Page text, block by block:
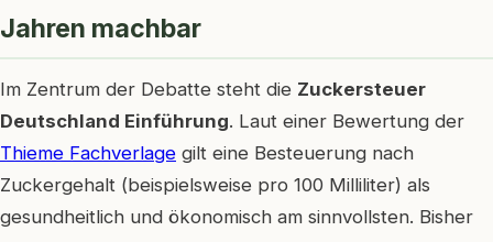
Jahren machbar
Im Zentrum der Debatte steht die Zuckersteuer
Deutschland Einführung. Laut einer Bewertung der
Thieme Fachverlage gilt eine Besteuerung nach
Zuckergehalt (beispielsweise pro 100 Milliliter) als
gesundheitlich und ökonomisch am sinnvollsten. Bisher